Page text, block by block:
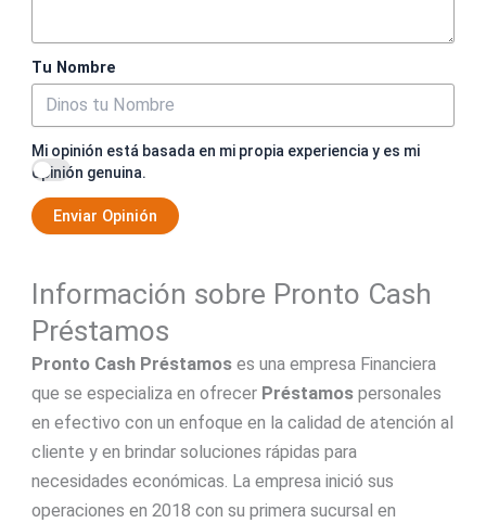
Tu Nombre
Mi opinión está basada en mi propia experiencia y es mi
opinión genuina.
Enviar Opinión
Información sobre Pronto Cash
Préstamos
Pronto Cash Préstamoses una empresa Financiera
que se especializa en ofrecer Préstamos personales
en efectivo con un enfoque en la calidad de atención al
cliente y en brindar soluciones rápidas para
necesidades económicas. La empresa inició sus
operaciones en 2018 con su primera sucursal en